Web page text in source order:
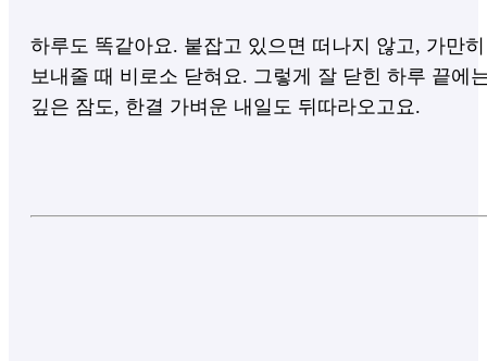
하루도 똑같아요. 붙잡고 있으면 떠나지 않고, 가만히
보내줄 때 비로소 닫혀요. 그렇게 잘 닫힌 하루 끝에
깊은 잠도, 한결 가벼운 내일도 뒤따라오고요.